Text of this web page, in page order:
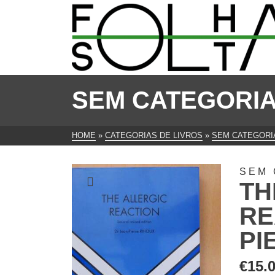
SEM
HOME » CATEGORIAS DE LIVROS » SEM
SEM
€